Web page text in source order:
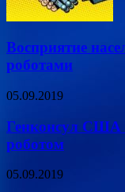
Восприятие
роботами
05.09.2019
Генконсул США
роботом
05.09.2019